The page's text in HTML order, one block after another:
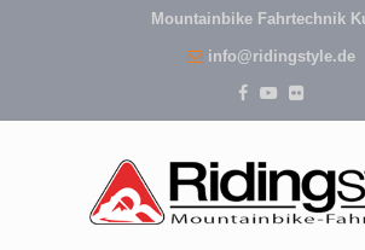
Mountainbike Fahrtechnik
info@ridingstyle.de